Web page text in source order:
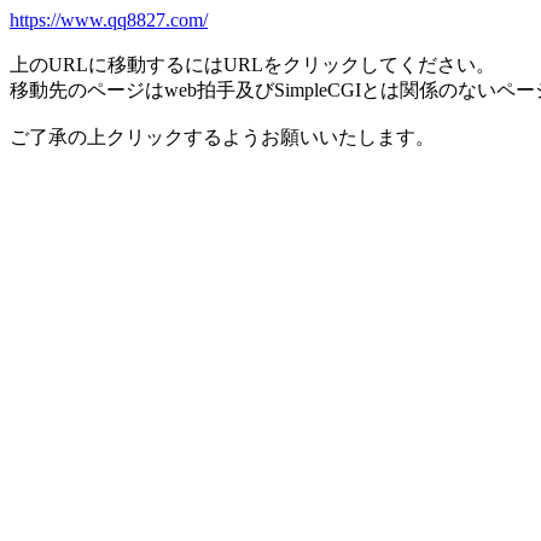
https://www.qq8827.com/
上のURLに移動するにはURLをクリックしてください。
移動先のページはweb拍手及びSimpleCGIとは関係のないペー
ご了承の上クリックするようお願いいたします。